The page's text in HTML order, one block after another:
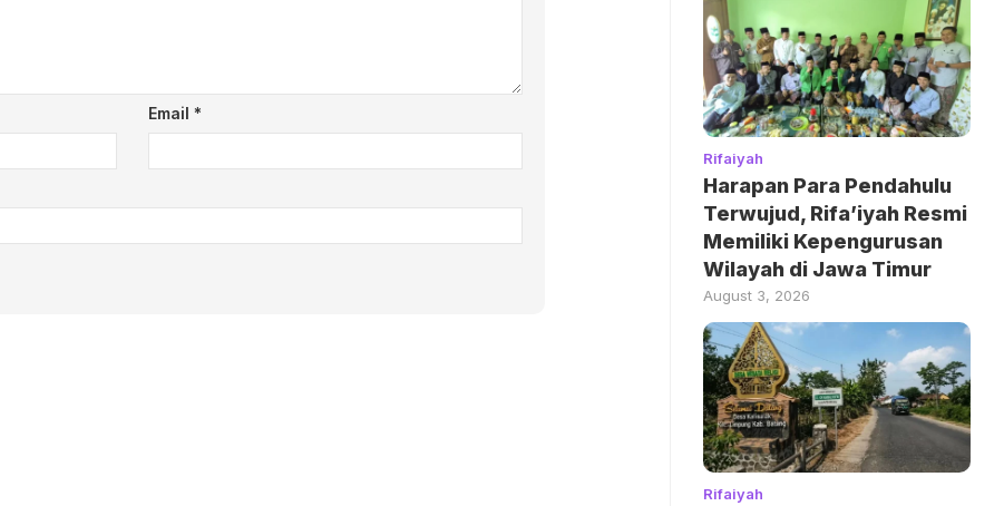
Email *
Rifaiyah
Harapan Para Pendahulu
Terwujud, Rifa’iyah Resmi
Memiliki Kepengurusan
Wilayah di Jawa Timur
August 3, 2026
Rifaiyah